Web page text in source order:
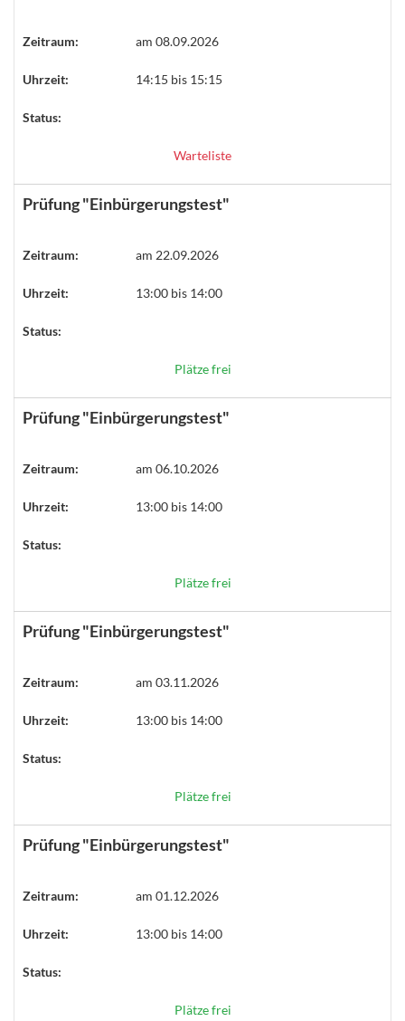
Zeitraum: am 08.09.2026
Uhrzeit: 14:15 bis 15:15
Status:
Warteliste
Prüfung "Einbürgerungstest"
Zeitraum: am 22.09.2026
Uhrzeit: 13:00 bis 14:00
Status:
Plätze frei
Prüfung "Einbürgerungstest"
Zeitraum: am 06.10.2026
Uhrzeit: 13:00 bis 14:00
Status:
Plätze frei
Prüfung "Einbürgerungstest"
Zeitraum: am 03.11.2026
Uhrzeit: 13:00 bis 14:00
Status:
Plätze frei
Prüfung "Einbürgerungstest"
Zeitraum: am 01.12.2026
Uhrzeit: 13:00 bis 14:00
Status:
Plätze frei